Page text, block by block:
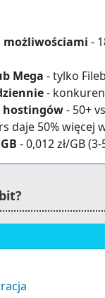
możliwościami -
Mega - tylko
-
hostingów- 50+
daje 50% więcej
- 0,012 zł/GB